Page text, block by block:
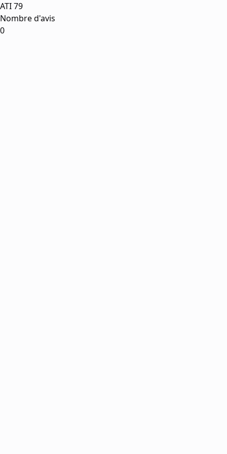
ATI 79
Nombre d'avis
0